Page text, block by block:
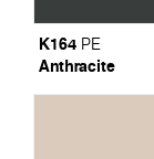
K164 PE
Anthracite